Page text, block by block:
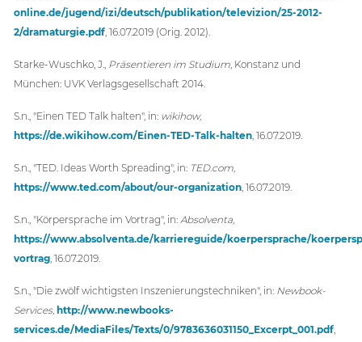
online.de/jugend/izi/deutsch/publikation/televizion/25-2012-
2/dramaturgie.pdf, 16.07.2019 (Orig. 2012).
Starke-Wuschko, J., Präsentieren im Studium, Konstanz und
München: UVK Verlagsgesellschaft 2014.
S.n., "Einen TED Talk halten", in: wikihow,
https://de.wikihow.com/Einen-TED-Talk-halten, 16.07.2019.
S.n., "TED. Ideas Worth Spreading", in: TED.com,
https://www.ted.com/about/our-organization, 16.07.2019.
S.n., "Körpersprache im Vortrag", in: Absolventa,
https://www.absolventa.de/karriereguide/koerpersprache/
vortrag, 16.07.2019.
S.n., "Die zwölf wichtigsten Inszenierungstechniken", in: Newbook-
Services, http://www.newbooks-
services.de/MediaFiles/Texts/0/9783636031150_Excerpt_001.pdf,